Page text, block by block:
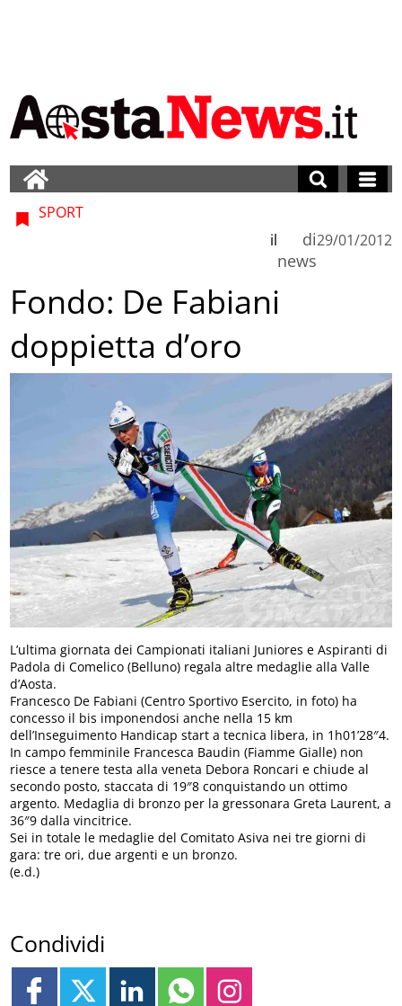
SPORT
di
news
il 29/01/2012
Fondo: De Fabiani
doppietta d’oro
L’ultima giornata dei Campionati italiani Juniores e Aspiranti di
Padola di Comelico (Belluno) regala altre medaglie alla Valle
d’Aosta.
Francesco De Fabiani (Centro Sportivo Esercito, in foto) ha
concesso il bis imponendosi anche nella 15 km
dell’Inseguimento Handicap start a tecnica libera, in 1h01’28″4.
In campo femminile Francesca Baudin (Fiamme Gialle) non
riesce a tenere testa alla veneta Debora Roncari e chiude al
secondo posto, staccata di 19″8 conquistando un ottimo
argento. Medaglia di bronzo per la gressonara Greta Laurent, a
36″9 dalla vincitrice.
Sei in totale le medaglie del Comitato Asiva nei tre giorni di
gara: tre ori, due argenti e un bronzo.
(e.d.)
Condividi